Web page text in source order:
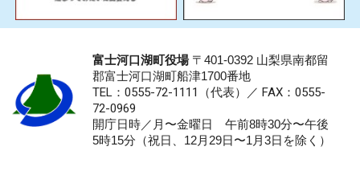
富士河口湖町役場〒401-0392 山梨県南都留
郡富士河口湖町船津1700番地
TEL：0555-72-1111 （代表）／ FAX：0555-
72-0969
開庁日時／月〜金曜日 午前8時30分〜午後
5時15分（祝日、12月29日〜1月3日を除く）